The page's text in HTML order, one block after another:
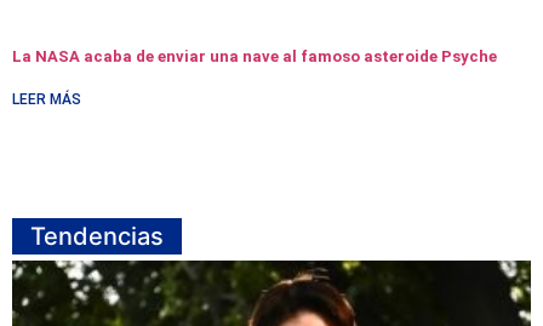
La NASA acaba de enviar una nave al famoso asteroide Psyche
LEER MÁS
Tendencias